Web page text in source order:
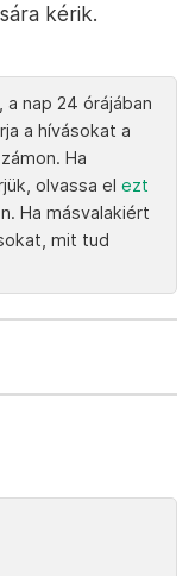
kérik.
nap 24 órájában
a hívásokat a
Ha
olvassa el ezt
Ha másvalakiért
mit tud